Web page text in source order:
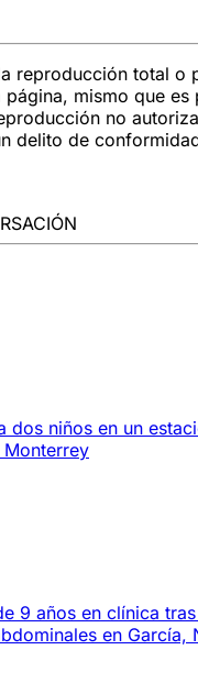
reproducción total o
mismo que es
no
delito de
dos niños en un
9 años en clínica
en García,